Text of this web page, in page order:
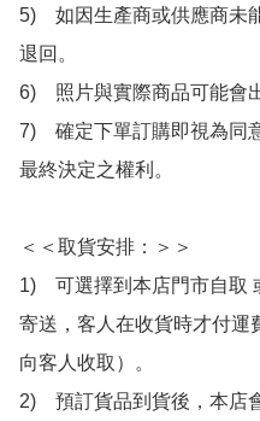
5)　如因生產商或供應商未
退回。
6)　照片與實際商品可能會
7)　確定下單訂購即視為同
最終決定之權利。
＜＜取貨安排：＞＞
1)　可選擇到本店門市自取
寄送，客人在收貨時才付運
向客人收取）。
2)　預訂貨品到貨後，本店